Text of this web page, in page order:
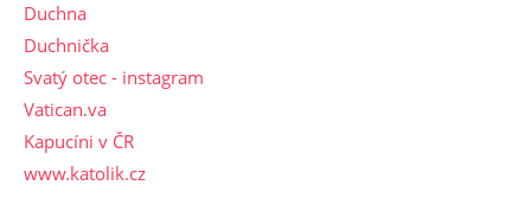
Duchna
Duchnička
Svatý otec - instagram
Vatican.va
Kapucíni v ČR
www.katolik.cz